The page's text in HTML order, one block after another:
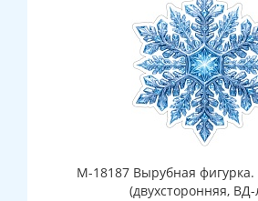
М-18187 Вырубная
(двухсторонняя, ВД-